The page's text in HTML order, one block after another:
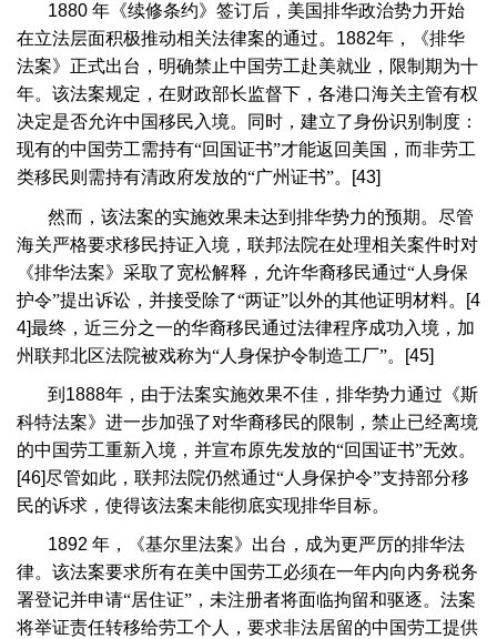
1880 年《续修条约》签订后，美国排华政治势力开始
在立法层面积极推动相关法律案的通过。 1882年，《排华
法案》正式出台，明确禁止中国劳工赴美就业，限制期为十
年。该法案规定，在财政部长监督下，各港口海关主管有权
决定是否允许中国移民入境。同时，建立了身份识别制度：
现有的中国劳工需持有“回国证书”才能返回美国，而非劳工
类移民则需持有清政府发放的“广州证书”。
[43]
然而，该法案的实施效果未达到排华势力的预期。尽管
海关严格要求移民持证入境，联邦法院在处理相关案件时对
《排华法案》采取了宽松解释，允许华裔移民通过“人身保
护令”提出诉讼，并接受除了“两证”以外的其他证明材料。
[4
4]最终，近三分之一的华裔移民通过法律程序成功入境，加
州联邦北区法院被戏称为“人身保护令制造工厂”。
[45]
到 1888年，由于法案实施效果不佳，排华势力通过《斯
科特法案》进一步加强了对华裔移民的限制，禁止已经离境
的中国劳工重新入境，并宣布原先发放的“回国证书”无效。
[46]尽管如此，联邦法院仍然通过“人身保护令”支持部分移
民的诉求，使得该法案未能彻底实现排华目标。
1892 年，《基尔里法案》出台，成为更严厉的排华法
律。该法案要求所有在美中国劳工必须在一年内向内务税务
署登记并申请“居住证”，未注册者将面临拘留和驱逐。法案
将举证责任转移给劳工个人，要求非法居留的中国劳工提供